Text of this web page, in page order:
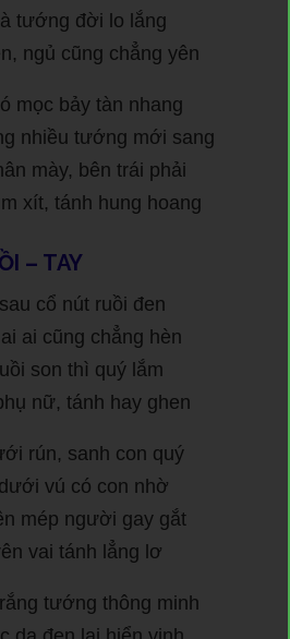
tướng đời lo lắng
ngủ cũng chẳng yên
mọc bảy tàn nhang
nhiều tướng mới sang
mày, bên trái phải
xít, tánh hung hoang
– TAY
cổ nút ruồi đen
ai cũng chẳng hèn
son thì quý lắm
nữ, tánh hay ghen
rún, sanh con quý
vú có con nhờ
mép người gay gắt
vai tánh lẳng lơ
tướng thông minh